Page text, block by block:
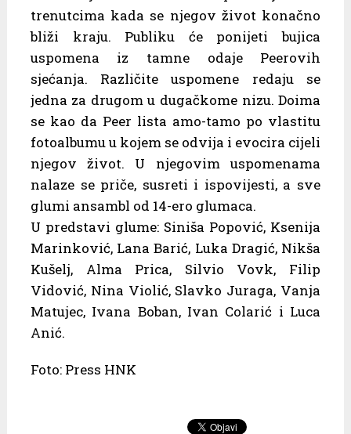
trenutcima kada se njegov život konačno
bliži kraju. Publiku će ponijeti bujica
uspomena iz tamne odaje Peerovih
sjećanja. Različite uspomene redaju se
jedna za drugom u dugačkome nizu. Doima
se kao da Peer lista amo-tamo po vlastitu
fotoalbumu u kojem se odvija i evocira cijeli
njegov život. U njegovim uspomenama
nalaze se priče, susreti i ispovijesti, a sve
glumi ansambl od 14-ero glumaca.
U predstavi glume: Siniša Popović, Ksenija
Marinković, Lana Barić, Luka Dragić, Nikša
Kušelj, Alma Prica, Silvio Vovk, Filip
Vidović, Nina Violić, Slavko Juraga, Vanja
Matujec, Ivana Boban, Ivan Colarić i Luca
Anić.
Foto: Press HNK